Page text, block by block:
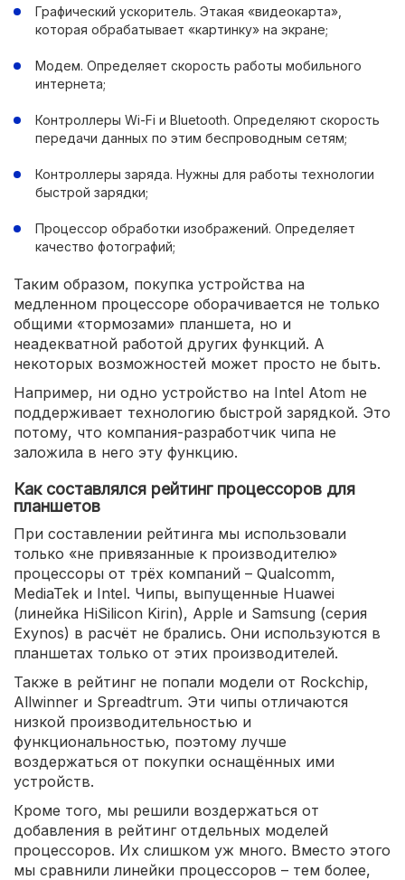
Графический ускоритель. Этакая «видеокарта»,
которая обрабатывает «картинку» на экране;
Модем. Определяет скорость работы мобильного
интернета;
Контроллеры Wi-Fi и Bluetooth. Определяют скорость
передачи данных по этим беспроводным сетям;
Контроллеры заряда. Нужны для работы технологии
быстрой зарядки;
Процессор обработки изображений. Определяет
качество фотографий;
Таким образом, покупка устройства на
медленном процессоре оборачивается не только
общими «тормозами» планшета, но и
неадекватной работой других функций. А
некоторых возможностей может просто не быть.
Например, ни одно устройство на Intel Atom не
поддерживает технологию быстрой зарядкой. Это
потому, что компания-разработчик чипа не
заложила в него эту функцию.
Как составлялся рейтинг процессоров для
планшетов
При составлении рейтинга мы использовали
только «не привязанные к производителю»
процессоры от трёх компаний – Qualcomm,
MediaTek и Intel. Чипы, выпущенные Huawei
(линейка HiSilicon Kirin), Apple и Samsung (серия
Exynos) в расчёт не брались. Они используются в
планшетах только от этих производителей.
Также в рейтинг не попали модели от Rockchip,
Allwinner и Spreadtrum. Эти чипы отличаются
низкой производительностью и
функциональностью, поэтому лучше
воздержаться от покупки оснащённых ими
устройств.
Кроме того, мы решили воздержаться от
добавления в рейтинг отдельных моделей
процессоров. Их слишком уж много. Вместо этого
мы сравнили линейки процессоров – тем более,